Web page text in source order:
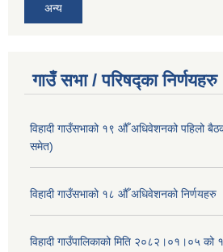
अन्य
गाउँ सभा / परिषद्का निर्णयहरु
विहादी गाउँसभाको १९ औँ अधिवेशनको पहिलो
समेत)
विहादी गाउँसभाको १८ औँ अधिवेशनको निर्णयहरु
विहादी गाउँपालिकाको मिति २०८२।०१।०५ को